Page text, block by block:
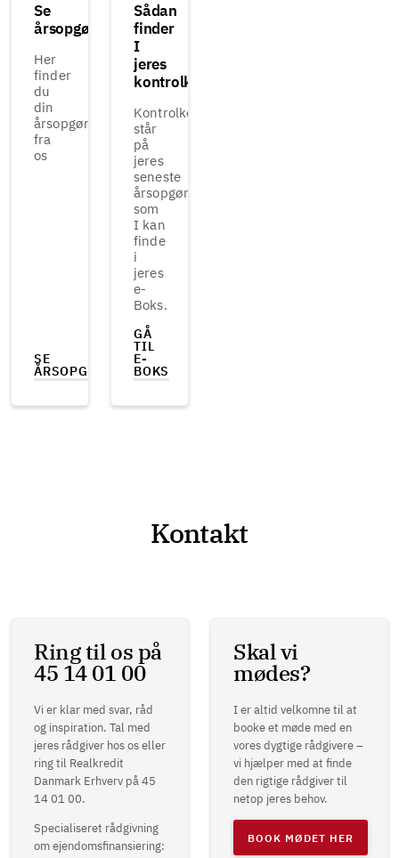
Se
årsopgørelse
Her
finder
du
din
årsopgørelse
fra
os
SE
ÅRSOPGØRELSE
Sådan
finder
I
jeres
kontrolkode
Kontrolkoden
står
på
jeres
seneste
årsopgørelse, ,
som
I kan
finde
i
jeres
e-
Boks.
GÅ
TIL
E-
BOKS
Kontakt
Ring til os på
45 14 01 00
Vi er klar med svar, råd
og inspiration. Tal med
jeres rådgiver hos os eller
ring til Realkredit
Danmark Erhverv på 45
14 01 00.
Specialiseret rådgivning
om ejendomsfinansiering:
Skal vi
mødes?
I er altid velkomne til at
booke et møde med en
vores dygtige rådgivere –
vi hjælper med at finde
den rigtige rådgiver til
netop jeres behov.
BOOK MØDET HER